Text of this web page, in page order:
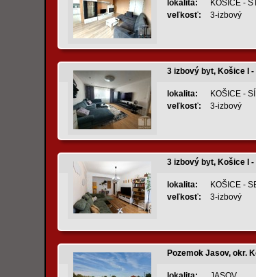
lokalita: KOŠICE -
veľkosť:
3-izbový
3 izbový byt, Košice I
lokalita: KOŠICE -
veľkosť:
3-izbový
3 izbový byt, Košice I
lokalita: KOŠICE -
veľkosť:
3-izbový
Pozemok Jasov, okr.